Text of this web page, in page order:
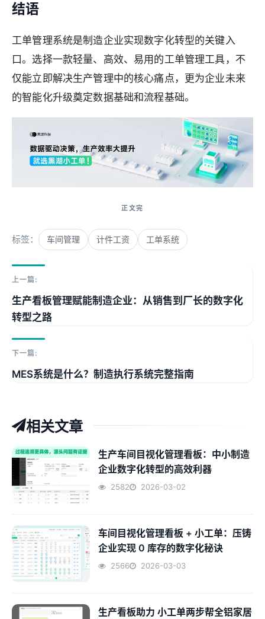
结语
工单管理系统是制造企业实现数字化转型的关键入
口。选择一款轻量、高效、易用的工单管理工具，不
仅能立即解决生产管理中的核心痛点，更为企业未来
的智能化升级奠定数据基础和流程基础。
标签： 车间管理 计件工资 工单系统
上一篇:
生产看板管理赋能制造企业：从销售到厂长的数字化
转型之路
下一篇:
MES系统是什么？制造执行系统完整指南
相关文章
生产车间目视化管理看板：中小制造
企业数字化转型的高效利器
2582 2026-03-02
车间目视化管理看板 + 小工单：压铸
企业实现 0 库存的数字化秘诀
2566 2026-03-03
生产看板助力 小工单两步帮全铝家居